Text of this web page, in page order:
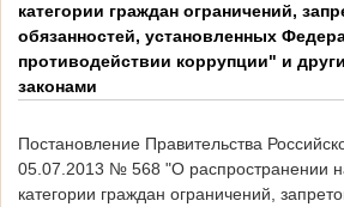
категории граждан ограничений,
обязанностей, установленных
противодействии коррупции" и
законами
Постановление Правительства
05.07.2013 № 568 "О распространении
категории граждан ограничений,